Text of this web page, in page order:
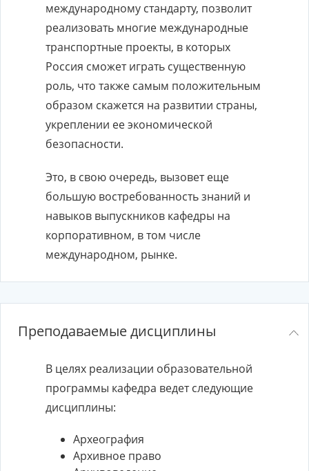
международному стандарту, позволит
реализовать многие международные
транспортные проекты, в которых
Россия сможет играть существенную
роль, что также самым положительным
образом скажется на развитии страны,
укреплении ее экономической
безопасности.
Это, в свою очередь, вызовет еще
большую востребованность знаний и
навыков выпускников кафедры на
корпоративном, в том числе
международном, рынке.
Преподаваемые дисциплины
В целях реализации образовательной
программы кафедра ведет следующие
дисциплины:
Археография
Архивное право